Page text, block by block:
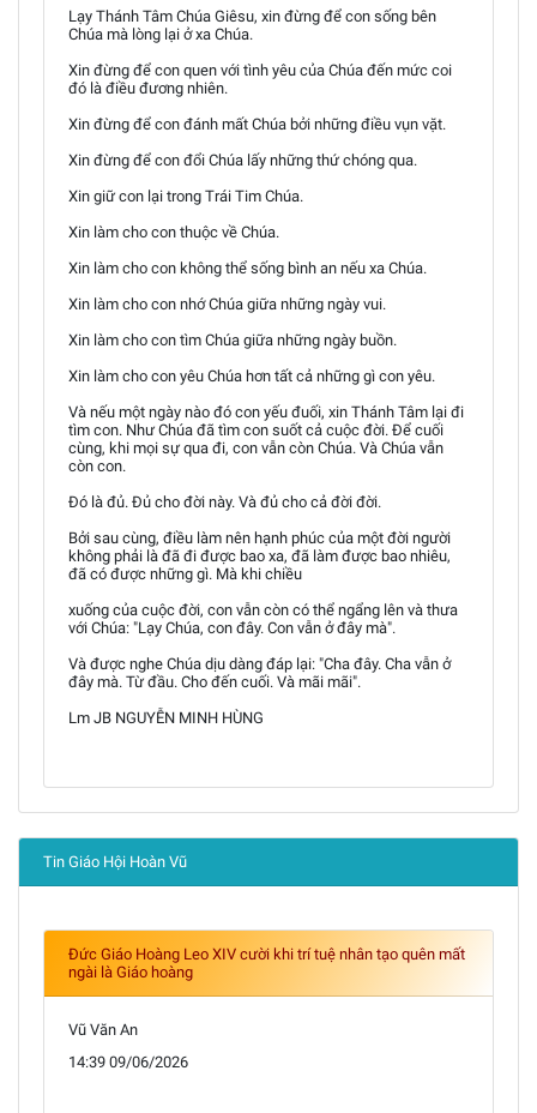
Lạy Thánh Tâm Chúa Giêsu, xin đừng để con sống bên
Chúa mà lòng lại ở xa Chúa.
Xin đừng để con quen với tình yêu của Chúa đến mức coi
đó là điều đương nhiên.
Xin đừng để con đánh mất Chúa bởi những điều vụn vặt.
Xin đừng để con đổi Chúa lấy những thứ chóng qua.
Xin giữ con lại trong Trái Tim Chúa.
Xin làm cho con thuộc về Chúa.
Xin làm cho con không thể sống bình an nếu xa Chúa.
Xin làm cho con nhớ Chúa giữa những ngày vui.
Xin làm cho con tìm Chúa giữa những ngày buồn.
Xin làm cho con yêu Chúa hơn tất cả những gì con yêu.
Và nếu một ngày nào đó con yếu đuối, xin Thánh Tâm lại đi
tìm con. Như Chúa đã tìm con suốt cả cuộc đời. Để cuối
cùng, khi mọi sự qua đi, con vẫn còn Chúa. Và Chúa vẫn
còn con.
Đó là đủ. Đủ cho đời này. Và đủ cho cả đời đời.
Bởi sau cùng, điều làm nên hạnh phúc của một đời người
không phải là đã đi được bao xa, đã làm được bao nhiêu,
đã có được những gì. Mà khi chiều
xuống của cuộc đời, con vẫn còn có thể ngẩng lên và thưa
với Chúa: "Lạy Chúa, con đây. Con vẫn ở đây mà".
Và được nghe Chúa dịu dàng đáp lại: "Cha đây. Cha vẫn ở
đây mà. Từ đầu. Cho đến cuối. Và mãi mãi".
Lm JB NGUYỄN MINH HÙNG
Tin Giáo Hội Hoàn Vũ
Đức Giáo Hoàng Leo XIV cười khi trí tuệ nhân tạo quên mất
ngài là Giáo hoàng
Vũ Văn An
14:39 09/06/2026